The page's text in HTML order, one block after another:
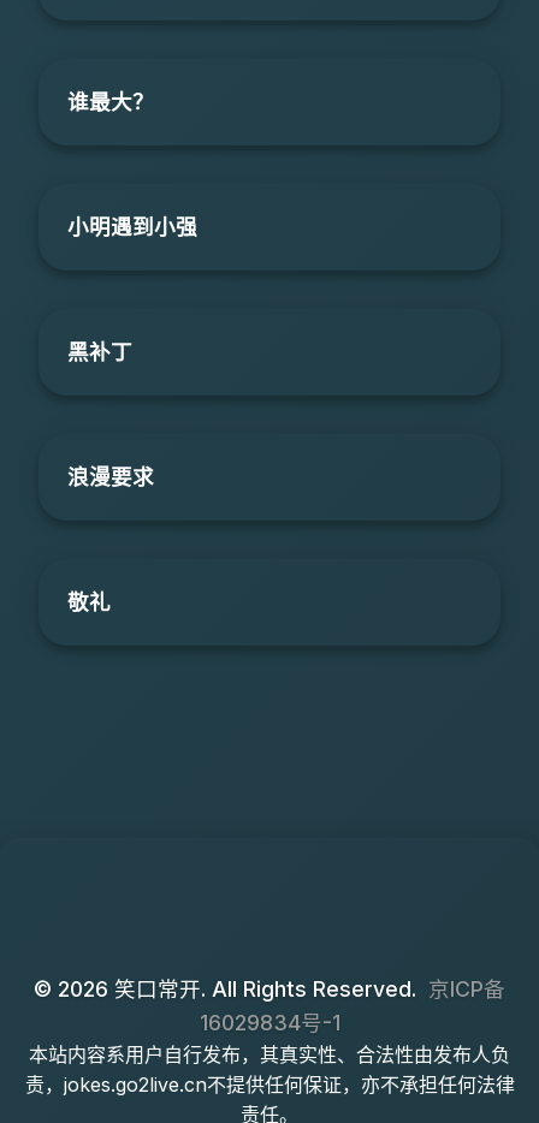
谁最大？
小明遇到小强
黑补丁
浪漫要求
敬礼
© 2026 笑口常开. All Rights Reserved. 京ICP备
16029834号-1
本站内容系用户自行发布，其真实性、合法性由发布人负
责，jokes.go2live.cn不提供任何保证，亦不承担任何法律
责任。